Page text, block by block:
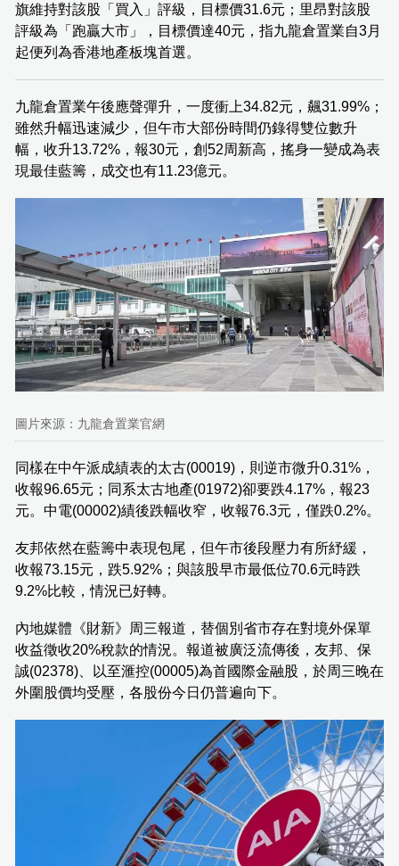
旗維持對該股「買入」評級，目標價31.6元；里昂對該股
評級為「跑贏大市」，目標價達40元，指九龍倉置業自3月
起便列為香港地產板塊首選。
九龍倉置業午後應聲彈升，一度衝上34.82元，飆31.99%；
雖然升幅迅速減少，但午市大部份時間仍錄得雙位數升
幅，收升13.72%，報30元，創52周新高，搖身一變成為表
現最佳藍籌，成交也有11.23億元。
圖片來源：九龍倉置業官網
同樣在中午派成績表的太古(00019)，則逆市微升0.31%，
收報96.65元；同系太古地產(01972)卻要跌4.17%，報23
元。中電(00002)績後跌幅收窄，收報76.3元，僅跌0.2%。
友邦依然在藍籌中表現包尾，但午市後段壓力有所紓緩，
收報73.15元，跌5.92%；與該股早市最低位70.6元時跌
9.2%比較，情況已好轉。
內地媒體《財新》周三報道，替個別省市存在對境外保單
收益徵收20%稅款的情況。報道被廣泛流傳後，友邦、保
誠(02378)、以至滙控(00005)為首國際金融股，於周三晚在
外圍股價均受壓，各股份今日仍普遍向下。